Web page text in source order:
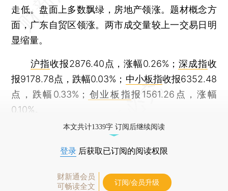
走低。盘面上多数飘绿，房地产领涨。题材概念方
面，广东自贸区领涨。两市成交量较上一交易日明
显缩量。
沪指收报2876.40点，涨幅0.26%； 深成指收
报9178.78点，跌幅0.03%； 中小板指收报6352.48
点，跌幅0.33%； 创业板指报1561.26点，涨幅
0.10%。
本文共计1339字 订阅后继续阅读
登录 后获取已订阅的阅读权限
财新通会员
可畅读全文
订阅/会员升级